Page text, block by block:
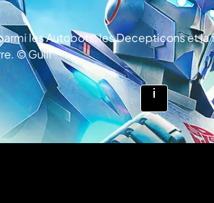
les Autobots, les Decepticons et
© Gulli
Voir
plus
d'infos